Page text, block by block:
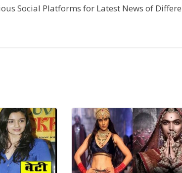
Social Platforms for Latest News of